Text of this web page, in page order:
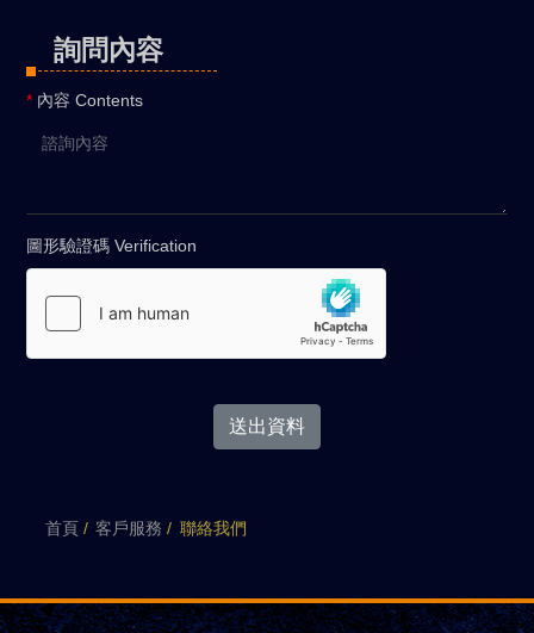
詢問內容
* 內容 Contents
圖形驗證碼 Verification
送出資料
首頁 客戶服務 聯絡我們